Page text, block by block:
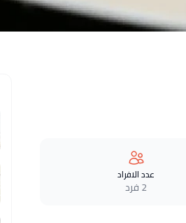
عدد الافراد
2 فرد